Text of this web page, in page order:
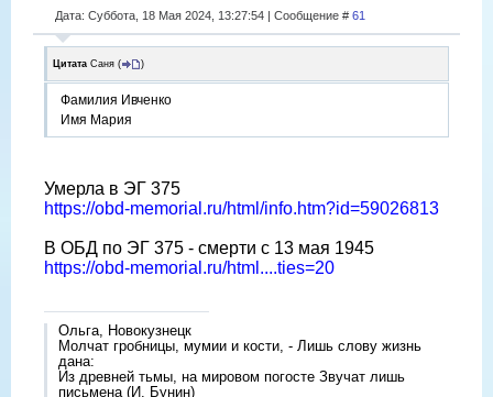
Дата: Суббота, 18 Мая 2024, 13:27:54 | Сообщение # 61
Цитата Саня ( )
Фамилия Ивченко
Имя Мария
Умерла в ЭГ 375
https://obd-memorial.ru/html/info.htm?id=59026813
В ОБД по ЭГ 375 - смерти с 13 мая 1945
https://obd-memorial.ru/html....ties=20
Ольга, Новокузнецк
Молчат гробницы, мумии и кости, - Лишь слову жизнь
дана:
Из древней тьмы, на мировом погосте Звучат лишь
письмена (И. Бунин)